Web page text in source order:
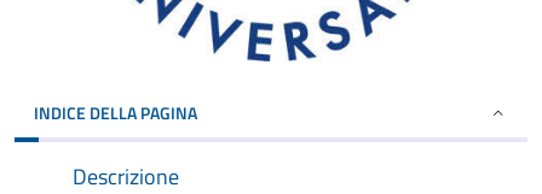
INDICE DELLA PAGINA
Descrizione